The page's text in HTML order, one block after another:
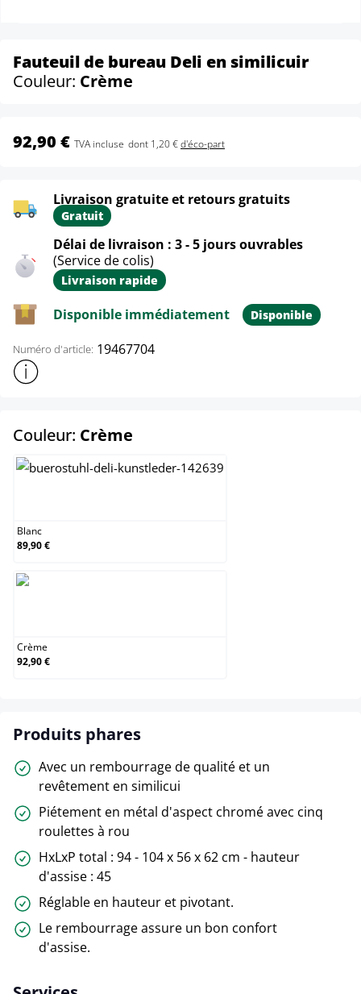
Fauteuil de bureau Deli en similicuir
Couleur: Crème
92,90 € TVA incluse dont 1,20 €d'éco-part
Livraison gratuite et retours gratuits
Gratuit
Délai de livraison : 3 - 5 jours ouvrables
(Service de colis)
Livraison rapide
Disponible immédiatement Disponible
Numéro d'article: 19467704
Afficher plus d'informations sur le produit
Couleur: Crème
Blanc
89,90 €
Crème
92,90 €
Produits phares
Avec un rembourrage de qualité et un
revêtement en similicui
Piétement en métal d'aspect chromé avec cinq
roulettes à rou
HxLxP total : 94 - 104 x 56 x 62 cm - hauteur
d'assise : 45
Réglable en hauteur et pivotant.
Le rembourrage assure un bon confort
d'assise.